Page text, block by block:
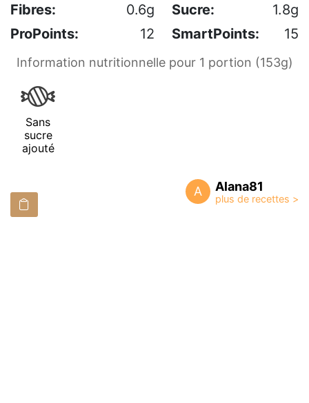
Fibres:
0.6g Sucre:
1.8g
ProPoints:
12 SmartPoints: 15
Information nutritionnelle pour 1 portion (153g)
Sans
sucre
ajouté
A Alana81